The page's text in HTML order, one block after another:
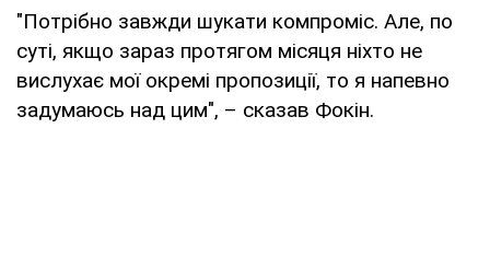
"Потрібно завжди шукати компроміс. Але, по
суті, якщо зараз протягом місяця ніхто не
вислухає мої окремі пропозиції, то я напевно
задумаюсь над цим", – сказав Фокін.